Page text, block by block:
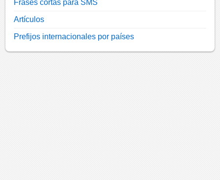
Frases cortas para SMS
Artículos
Prefijos internacionales por países